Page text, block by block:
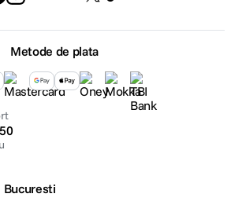
Metode de plata
Bucuresti